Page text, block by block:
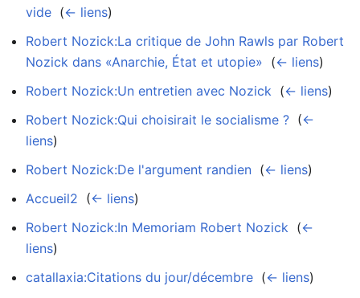
vide (← liens)
Robert Nozick:La critique de John Rawls par Robert
Nozick dans «Anarchie, État et utopie» (← liens)
Robert Nozick:Un entretien avec Nozick (← liens)
Robert Nozick:Qui choisirait le socialisme ? (←
liens)
Robert Nozick:De l'argument randien (← liens)
Accueil2 (← liens)
Robert Nozick:In Memoriam Robert Nozick (←
liens)
catallaxia:Citations du jour/décembre (← liens)